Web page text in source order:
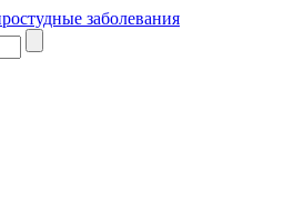
заболевания